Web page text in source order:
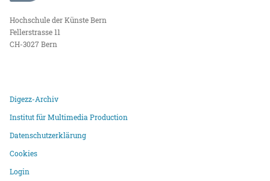
Hochschule der Künste Bern
Fellerstrasse 11
CH-3027 Bern
Digezz-Archiv
Institut für Multimedia Production
Datenschutzerklärung
Cookies
Login